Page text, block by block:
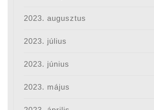
2023. augusztus
2023. július
2023. június
2023. május